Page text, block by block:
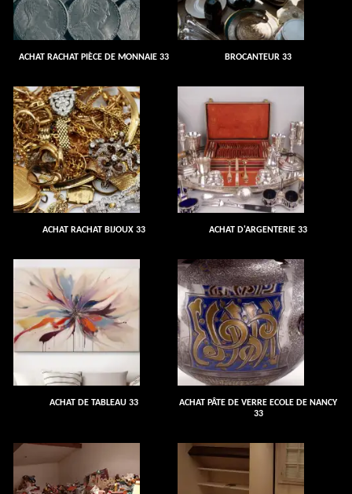
ACHAT RACHAT PIÈCE DE MONNAIE 33 BROCANTEUR 33
ACHAT RACHAT BIJOUX 33 ACHAT D'ARGENTERIE 33
ACHAT DE TABLEAU 33
ACHAT PÂTE DE VERRE ECOLE DE NANCY
33